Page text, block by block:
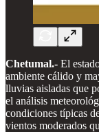
Chetumal.- El
ambiente cálido y
lluvias aisladas que
el análisis
condiciones típicas
vientos moderados